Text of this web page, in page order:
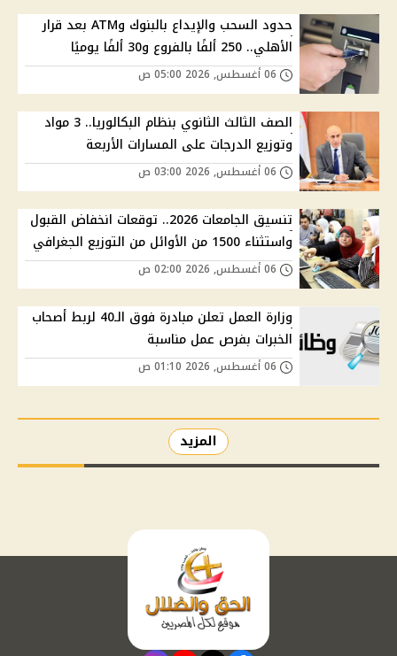
حدود السحب والإيداع بالبنوك وATM بعد قرار
الأهلي.. 250 ألفًا بالفروع و30 ألفًا يوميًا
الصف الثالث الثانوي بنظام البكالوريا.. 3 مواد
وتوزيع الدرجات على المسارات الأربعة
تنسيق الجامعات 2026.. توقعات انخفاض القبول
واستثناء 1500 من الأوائل من التوزيع الجغرافي
وزارة العمل تعلن مبادرة فوق الـ40 لربط أصحاب
الخبرات بفرص عمل مناسبة
المزيد